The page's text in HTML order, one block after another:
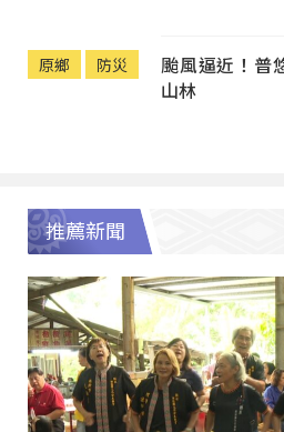
原鄉 防災
颱風逼近！普
山林
推薦新聞